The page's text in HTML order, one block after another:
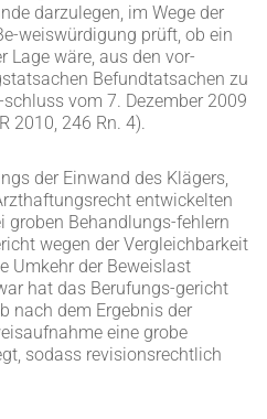
darzulegen, im Wege der
weiswürdigung prüft, ob ein
Lage wäre, aus den vor-
Befundtatsachen zu
vom 7. Dezember 2009
2010, 246 Rn. 4).
der Einwand des Klägers,
entwickelten
groben Behandlungs-fehlern
wegen der Vergleichbarkeit
Umkehr der Beweislast
hat das Berufungs-gericht
nach dem Ergebnis der
eine grobe
sodass revisionsrechtlich